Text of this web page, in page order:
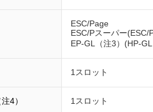
ESC/Page
ESC/Pスーパー(ESC/
EP-GL（注3）(HP-
1スロット
4） 1スロット